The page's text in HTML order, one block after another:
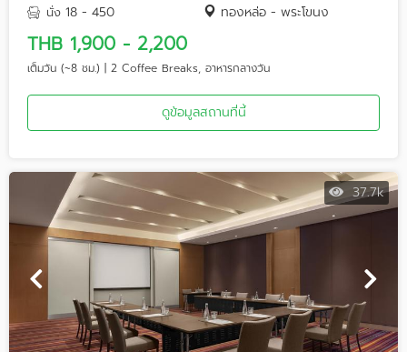
นั่ง 18 - 450
ทองหล่อ - พระโขนง
THB 1,900 - 2,200
เต็มวัน (~8 ชม.) | 2 Coffee Breaks, อาหารกลางวัน
ดูข้อมูลสถานที่นี้
37.7k